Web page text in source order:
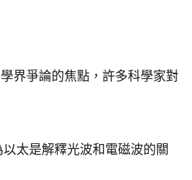
界爭論的焦點，許多科學家對
太是解釋光波和電磁波的關